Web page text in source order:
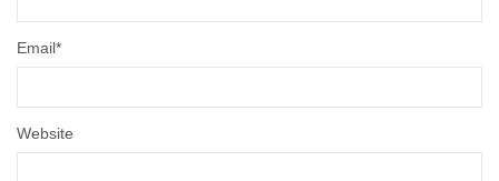
Email*
Website